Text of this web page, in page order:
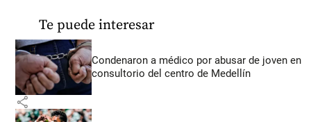
Te puede interesar
Condenaron a médico por abusar de joven en
consultorio del centro de Medellín
share